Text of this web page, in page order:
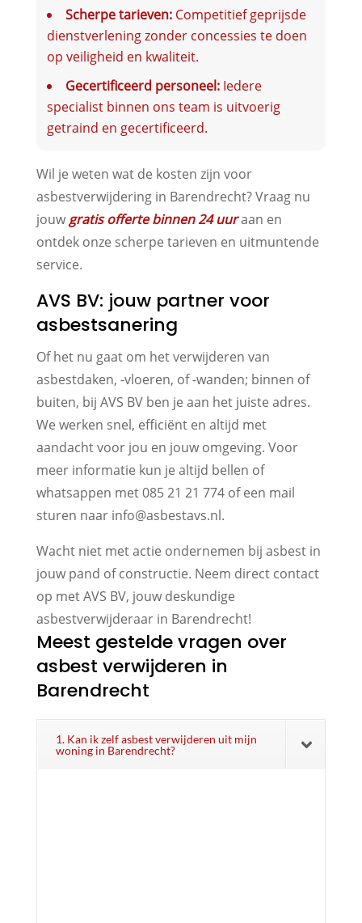
Scherpe tarieven:Competitief geprijsde
dienstverlening zonder concessies te doen
op veiligheid en kwaliteit.
Gecertificeerd personeel:Iedere
specialist binnen ons team is uitvoerig
getraind en gecertificeerd.
Wil je weten wat de kosten zijn voor
asbestverwijdering in Barendrecht? Vraag nu
jouwgratis offerte binnen 24 uuraan en
ontdek onze scherpe tarieven en uitmuntende
service.
AVS BV: jouw partner voor
asbestsanering
Of het nu gaat om het verwijderen van
asbestdaken, -vloeren, of -wanden; binnen of
buiten, bij AVS BV ben je aan het juiste adres.
We werken snel, efficiënt en altijd met
aandacht voor jou en jouw omgeving. Voor
meer informatie kun je altijd bellen of
whatsappen met 085 21 21 774 of een mail
sturen naar info@asbestavs.nl.
Wacht niet met actie ondernemen bij asbest in
jouw pand of constructie. Neem direct contact
op met AVS BV, jouw deskundige
asbestverwijderaar in Barendrecht!
Meest gestelde vragen over
asbest verwijderen in
Barendrecht
1. Kan ik zelf asbest verwijderen uit mijn
woning in Barendrecht?